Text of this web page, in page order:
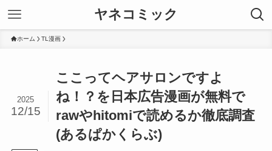
ヤネコミック
ホーム TL漫画
ここってヘアサロンですよ
ね！？を日本広告漫画が無料で
rawやhitomiで読めるか徹底調査
(あるぱかくらぶ)
2025
12/15